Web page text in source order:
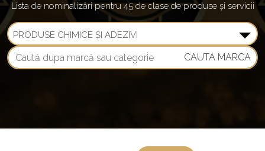
Lista de nominalizări pentru 45 de clase de produse și servicii
PRODUSE CHIMICE ȘI ADEZIVI
CAUTA MARCA